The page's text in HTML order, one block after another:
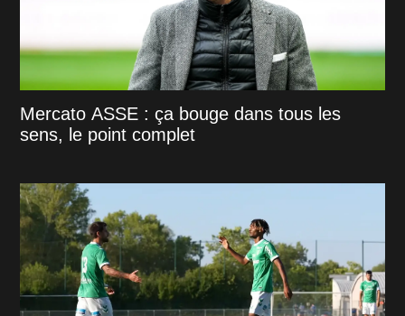
Mercato ASSE : ça bouge dans tous les
sens, le point complet